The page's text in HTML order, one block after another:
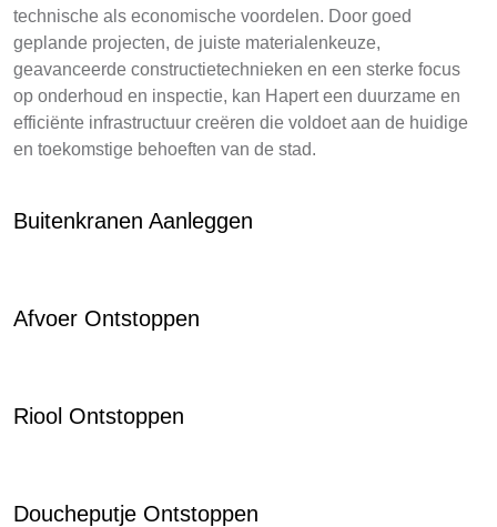
technische als economische voordelen. Door goed
geplande projecten, de juiste materialenkeuze,
geavanceerde constructietechnieken en een sterke focus
op onderhoud en inspectie, kan Hapert een duurzame en
efficiënte infrastructuur creëren die voldoet aan de huidige
en toekomstige behoeften van de stad.
Buitenkranen Aanleggen
Afvoer Ontstoppen
Riool Ontstoppen
Doucheputje Ontstoppen